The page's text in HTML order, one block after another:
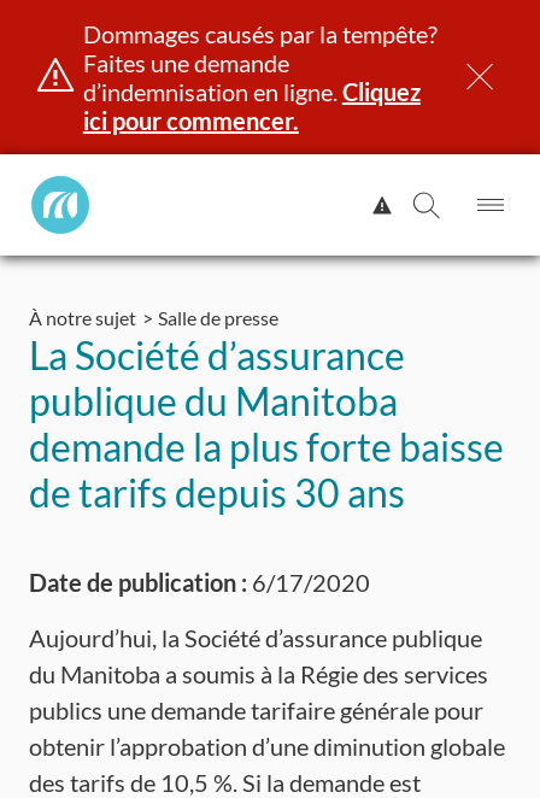
Aller
contenu
Dommages causés par la tempête?
Faites une demande
d’indemnisation en ligne.Cliquez
ici pour commencer.
Manitoba
Public
Afficher
l'alerte.
la
le
Immatriculation
À notre sujet Salle de presse
La Société d’assurance
publique du Manitoba
demande la plus forte baisse
de tarifs depuis 30 ans
Date de publication : 6/17/2020
Aujourd’hui, la Société d’assurance publique
du Manitoba a soumis à la Régie des services
publics une demande tarifaire générale pour
obtenir l’approbation d’une diminution globale
des tarifs de 10,5 %. Si la demande est